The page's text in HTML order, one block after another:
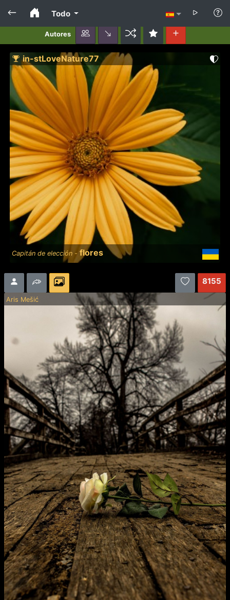
Autores
Todo
in-stLoveNature77
Capitán de elección - flores
8155
Aris Mešić